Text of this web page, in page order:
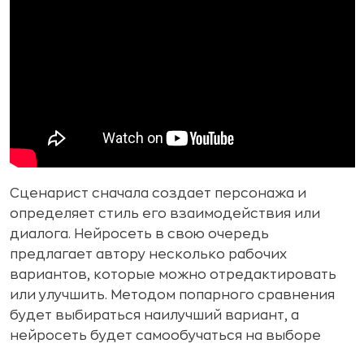
Сценарист сначала создает персонажа и
определяет стиль его взаимодействия или
диалога. Нейросеть в свою очередь
предлагает автору несколько рабочих
вариантов, которые можно отредактировать
или улучшить. Методом попарного сравнения
будет выбираться наилучший вариант, а
нейросеть будет самообучаться на выборе